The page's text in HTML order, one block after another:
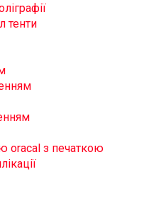
тенти
oracal з печаткою